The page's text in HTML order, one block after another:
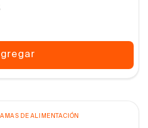
DE ALIMENTACIÓN